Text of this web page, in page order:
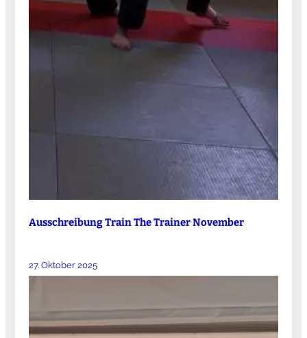
Ausschreibung Train The Trainer November
27. Oktober 2025